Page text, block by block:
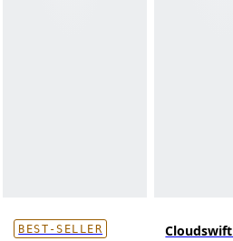
BEST-SELLER